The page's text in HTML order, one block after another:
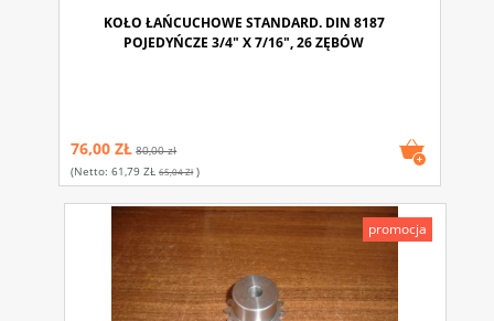
KOŁO ŁAŃCUCHOWE STANDARD. DIN 8187
POJEDYŃCZE 3/4" X 7/16", 26 ZĘBÓW
76,00 ZŁ 80,00 zł
(netto:61,79 ZŁ 65,04 Zł)
promocja